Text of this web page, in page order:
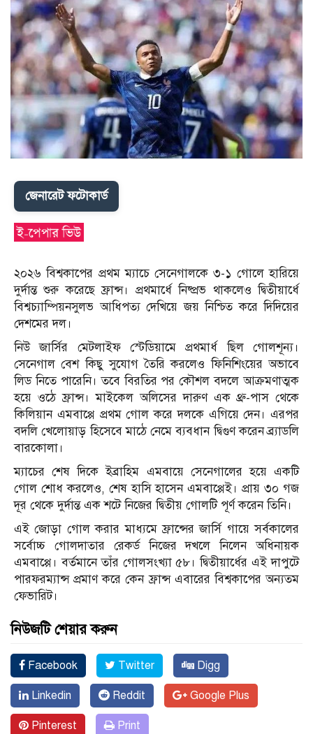
জেনারেট ফটোকার্ড
​২০২৬ বিশ্বকাপের প্রথম ম্যাচে সেনেগালকে ৩-১ গোলে হারিয়ে
দুর্দান্ত শুরু করেছে ফ্রান্স। প্রথমার্ধে নিষ্প্রভ থাকলেও দ্বিতীয়ার্ধে
বিশ্বচ্যাম্পিয়নসুলভ আধিপত্য দেখিয়ে জয় নিশ্চিত করে দিদিয়ের
দেশমের দল।
​নিউ জার্সির মেটলাইফ স্টেডিয়ামে প্রথমার্ধ ছিল গোলশূন্য।
সেনেগাল বেশ কিছু সুযোগ তৈরি করলেও ফিনিশিংয়ের অভাবে
লিড নিতে পারেনি। তবে বিরতির পর কৌশল বদলে আক্রমণাত্মক
হয়ে ওঠে ফ্রান্স। মাইকেল অলিসের দারুণ এক থ্রু-পাস থেকে
কিলিয়ান এমবাপ্পে প্রথম গোল করে দলকে এগিয়ে দেন। এরপর
বদলি খেলোয়াড় হিসেবে মাঠে নেমে ব্যবধান দ্বিগুণ করেন ব্র্যাডলি
বারকোলা।
​ম্যাচের শেষ দিকে ইব্রাহিম এমবায়ে সেনেগালের হয়ে একটি
গোল শোধ করলেও, শেষ হাসি হাসেন এমবাপ্পেই। প্রায় ৩০ গজ
দূর থেকে দুর্দান্ত এক শটে নিজের দ্বিতীয় গোলটি পূর্ণ করেন তিনি।
​এই জোড়া গোল করার মাধ্যমে ফ্রান্সের জার্সি গায়ে সর্বকালের
সর্বোচ্চ গোলদাতার রেকর্ড নিজের দখলে নিলেন অধিনায়ক
এমবাপ্পে। বর্তমানে তাঁর গোলসংখ্যা ৫৮। দ্বিতীয়ার্ধের এই দাপুটে
পারফরম্যান্স প্রমাণ করে কেন ফ্রান্স এবারের বিশ্বকাপের অন্যতম
ফেভারিট।
নিউজটি শেয়ার করুন
Facebook Twitter Digg
Linkedin Reddit Google Plus
Pinterest Print